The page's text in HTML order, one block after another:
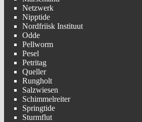
Netzwerk
Nipptide
Nordfriisk Instituut
Odde
Pellworm
Pesel
Petritag
Queller
Rungholt
Salzwiesen
Schimmelreiter
Springtide
Sturmflut